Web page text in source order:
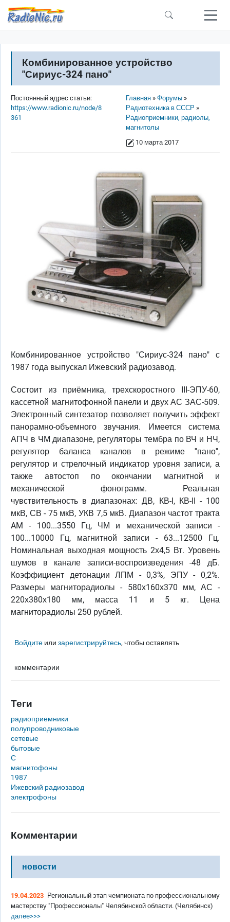
Перейти к основному содержанию
Комбинированное устройство
"Сириус-324 пано"
Строка навигации
Главная
Форумы
Радиотехника в СССР
Радиоприемники, радиолы,
магнитолы
10 марта 2017
Постоянный адрес статьи:
https://www.radionic.ru/node/8
361
Комбинированное устройство "Сириус-324 пано" с
1987 года выпускал Ижевский радиозавод.
Состоит из приёмника, трехскоростного III-ЭПУ-60,
кассетной магнитофонной панели и двух АС ЗАС-509.
Электронный синтезатор позволяет получить эффект
панорамно-объемного звучания. Имеется система
АПЧ в ЧМ диапазоне, регуляторы тембра по ВЧ и НЧ,
регулятор баланса каналов в режиме ''пано'',
регулятор и стрелочный индикатор уровня записи, а
также автостоп по окончании магнитной и
механической фонограмм. Реальная
чувствительность в диапазонах: ДВ, КВ-I, КВ-II - 100
мкВ, СВ - 75 мкВ, УКВ 7,5 мкВ. Диапазон частот тракта
AM - 100...3550 Гц, ЧМ и механической записи -
100...10000 Гц, магнитной записи - 63...12500 Гц.
Номинальная выходная мощность 2х4,5 Вт. Уровень
шумов в канале записи-воспроизведения -48 дБ.
Коэффициент детонации ЛПМ - 0,3%, ЭПУ - 0,2%.
Размеры магниторадиолы - 580х160х370 мм, АС -
220х380х180 мм, масса 11 и 5 кг. Цена
магниторадиолы 250 рублей.
Войдите илизарегистрируйтесь, чтобы оставлять
комментарии
Теги
радиоприемники
полупроводниковые
сетевые
бытовые
С
магнитофоны
1987
Ижевский радиозавод
электрофоны
Комментарии
новости
19.04.2023 Региональный этап чемпионата по профессиональному
мастерству "Профессионалы" Челябинской области. (Челябинск)
далее>>>